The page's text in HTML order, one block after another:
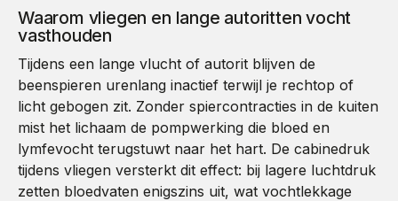
Waarom vliegen en lange autoritten vocht
vasthouden
Tijdens een lange vlucht of autorit blijven de
beenspieren urenlang inactief terwijl je rechtop of
licht gebogen zit. Zonder spiercontracties in de kuiten
mist het lichaam de pompwerking die bloed en
lymfevocht terugstuwt naar het hart. De cabinedruk
tijdens vliegen versterkt dit effect: bij lagere luchtdruk
zetten bloedvaten enigszins uit, wat vochtlekkage